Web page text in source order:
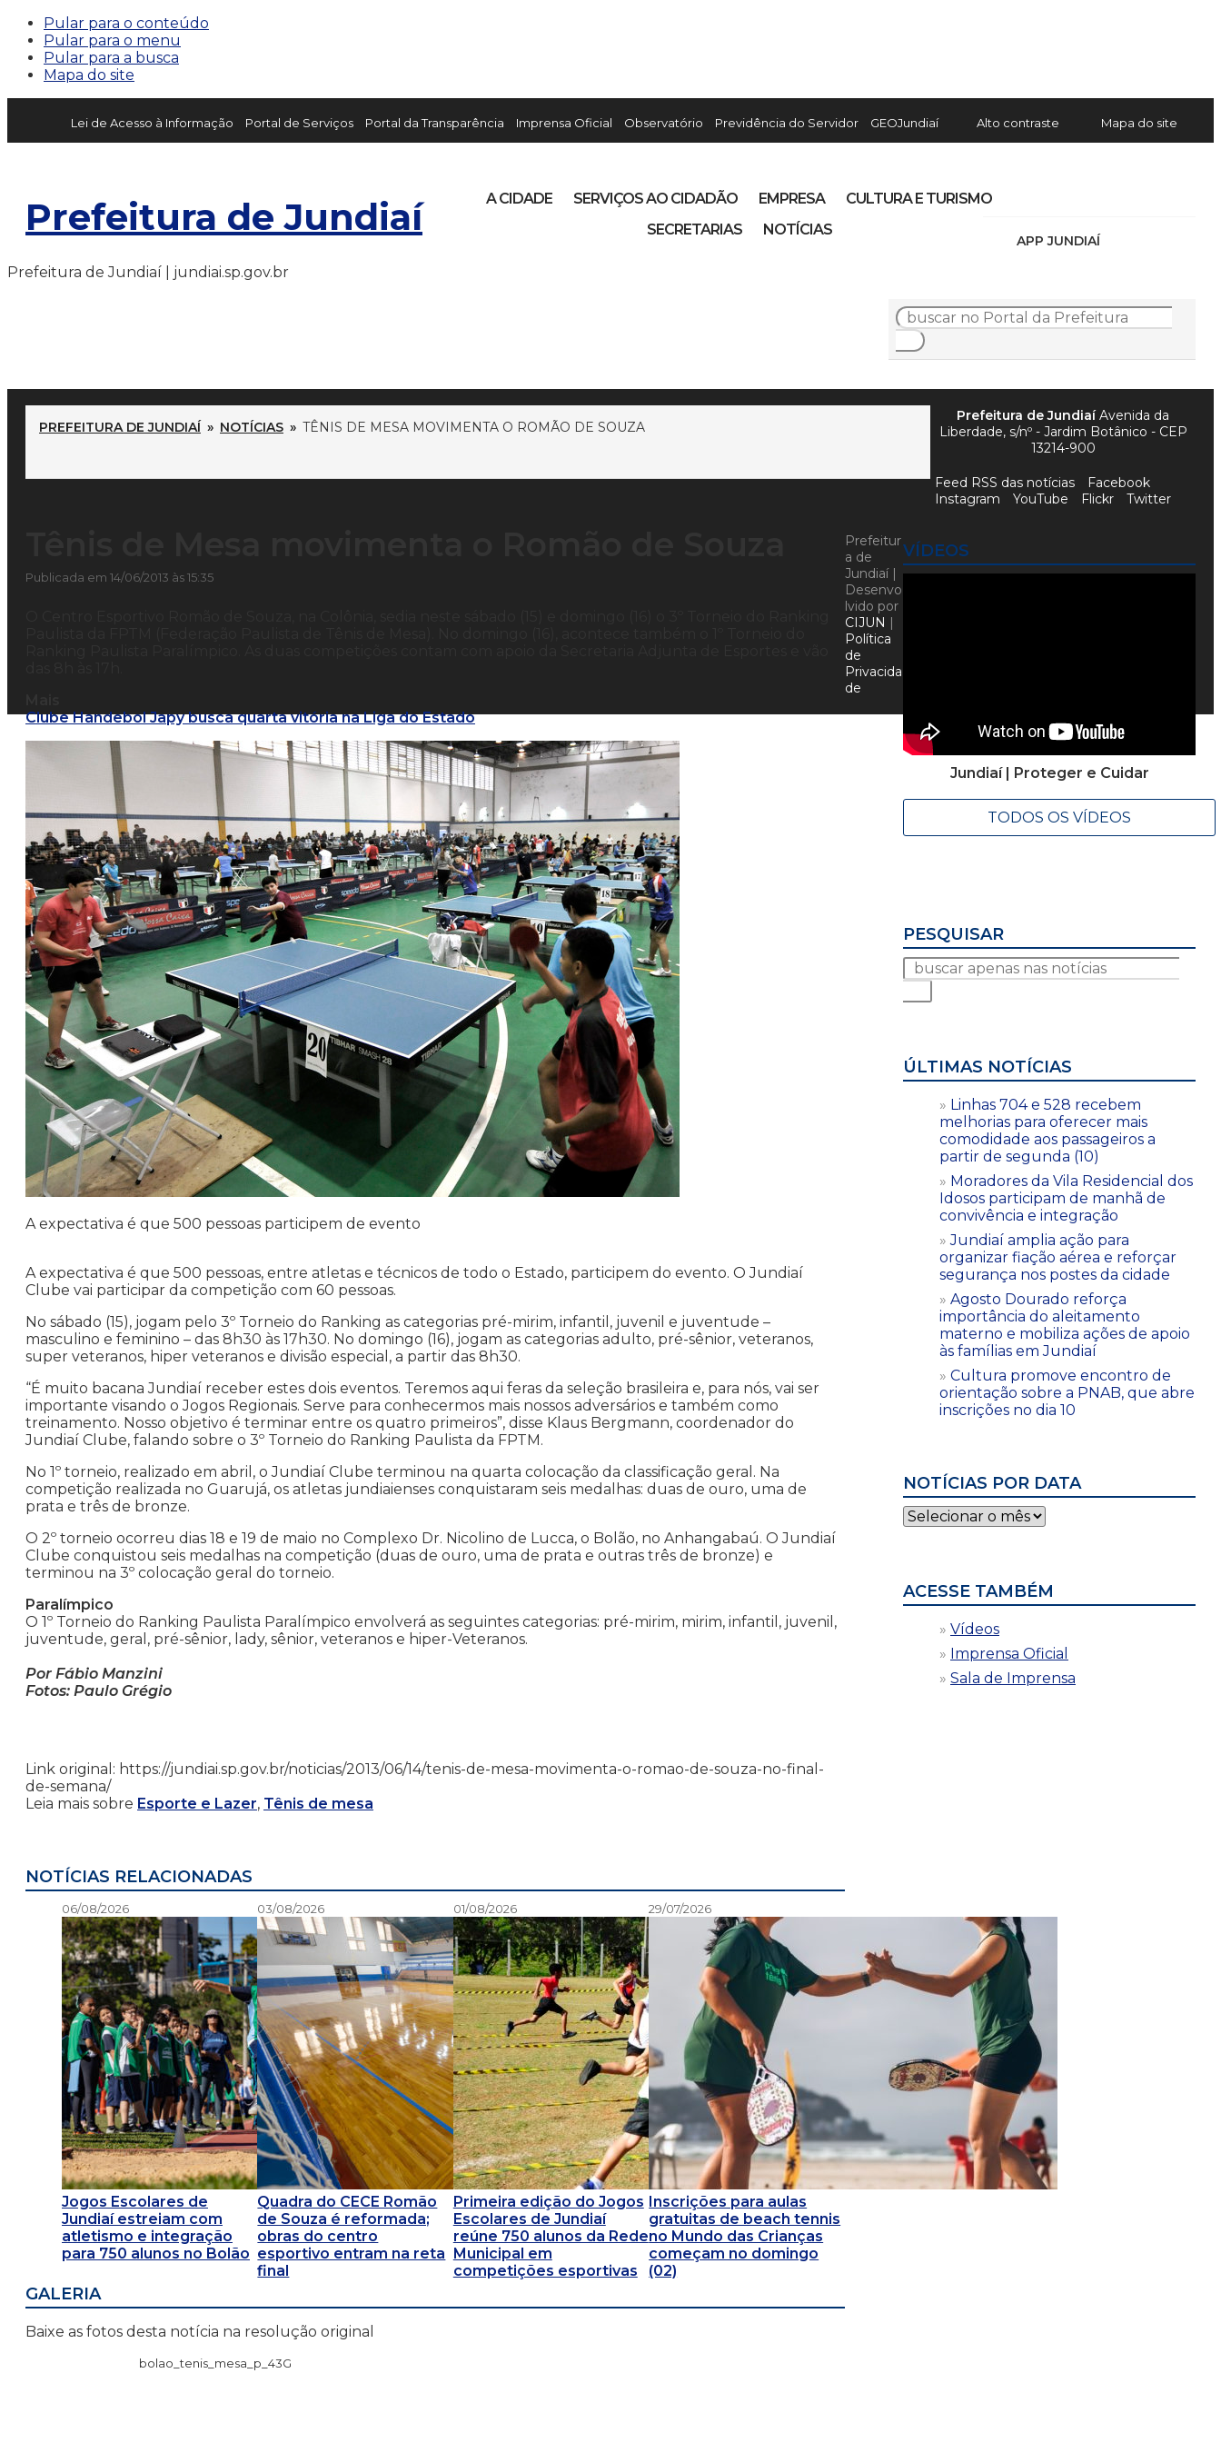
Pular para o conteúdo
Pular para o menu
Pular para a busca
Mapa do site
Lei de Acesso à Informação Portal de Serviços Portal da Transparência Imprensa Oficial Observatório Previdência do Servidor GEOJundiaí Alto contraste Mapa do site
Prefeitura de Jundiaí
APP JUNDIAÍ
A CIDADE SERVIÇOS AO CIDADÃO EMPRESA
CULTURA E TURISMO
SECRETARIAS
NOTÍCIAS
Prefeitura de Jundiaí | jundiai.sp.gov.br
PREFEITURA DE JUNDIAÍ » NOTÍCIAS » TÊNIS DE MESA MOVIMENTA O ROMÃO DE SOUZA
Publicada em 14/06/2013 às 15:35
Clube Handebol Japy busca quarta vitória na Liga do Estado
A expectativa é que 500 pessoas participem de evento
A expectativa é que 500 pessoas, entre atletas e técnicos de todo o Estado, participem do evento. O Jundiaí
Clube vai participar da competição com 60 pessoas.
No sábado (15), jogam pelo 3º Torneio do Ranking as categorias pré-mirim, infantil, juvenil e juventude –
masculino e feminino – das 8h30 às 17h30. No domingo (16), jogam as categorias adulto, pré-sênior, veteranos,
super veteranos, hiper veteranos e divisão especial, a partir das 8h30.
“É muito bacana Jundiaí receber estes dois eventos. Teremos aqui feras da seleção brasileira e, para nós, vai ser
importante visando o Jogos Regionais. Serve para conhecermos mais nossos adversários e também como
treinamento. Nosso objetivo é terminar entre os quatro primeiros”, disse Klaus Bergmann, coordenador do
Jundiaí Clube, falando sobre o 3º Torneio do Ranking Paulista da FPTM.
No 1º torneio, realizado em abril, o Jundiaí Clube terminou na quarta colocação da classificação geral. Na
competição realizada no Guarujá, os atletas jundiaienses conquistaram seis medalhas: duas de ouro, uma de
prata e três de bronze.
O 2º torneio ocorreu dias 18 e 19 de maio no Complexo Dr. Nicolino de Lucca, o Bolão, no Anhangabaú. O Jundiaí
Clube conquistou seis medalhas na competição (duas de ouro, uma de prata e outras três de bronze) e
terminou na 3º colocação geral do torneio.
Paralímpico
O 1º Torneio do Ranking Paulista Paralímpico envolverá as seguintes categorias: pré-mirim, mirim, infantil, juvenil,
juventude, geral, pré-sênior, lady, sênior, veteranos e hiper-Veteranos.
Por Fábio Manzini
Fotos: Paulo Grégio
Link original: https://jundiai.sp.gov.br/noticias/2013/06/14/tenis-de-mesa-movimenta-o-romao-de-souza-no-final-
de-semana/
Leia mais sobre Esporte e Lazer, Tênis de mesa
NOTÍCIAS RELACIONADAS
06/08/2026
Jogos Escolares de
Jundiaí estreiam com
atletismo e integração
para 750 alunos no Bolão
03/08/2026
Quadra do CECE Romão
de Souza é reformada;
obras do centro
esportivo entram na reta
final
01/08/2026
Primeira edição do Jogos
Escolares de Jundiaí
reúne 750 alunos da Rede
Municipal em
competições esportivas
29/07/2026
Inscrições para aulas
gratuitas de beach tennis
no Mundo das Crianças
começam no domingo
(02)
GALERIA
Baixe as fotos desta notícia na resolução original
bolao_tenis_mesa_p_43G
VÍDEOS
Jundiaí | Proteger e Cuidar
TODOS OS VÍDEOS
PESQUISAR
ÚLTIMAS NOTÍCIAS
Linhas 704 e 528 recebem
melhorias para oferecer mais
comodidade aos passageiros a
partir de segunda (10)
Moradores da Vila Residencial dos
Idosos participam de manhã de
convivência e integração
Jundiaí amplia ação para
organizar fiação aérea e reforçar
segurança nos postes da cidade
Agosto Dourado reforça
importância do aleitamento
materno e mobiliza ações de apoio
às famílias em Jundiaí
Cultura promove encontro de
orientação sobre a PNAB, que abre
inscrições no dia 10
NOTÍCIAS POR DATA
Notícias
por
ACESSE TAMBÉM
Vídeos
Imprensa Oficial
Sala de Imprensa
Prefeitura de JundiaíAvenida da
Liberdade, s/nº - Jardim Botânico - CEP
13214-900
Feed RSS das notícias
Facebook
Instagram
YouTube Flickr Twitter
Prefeitur
a de
Jundiaí |
Desenvo
lvido por
CIJUN |
Política
de
Privacida
de